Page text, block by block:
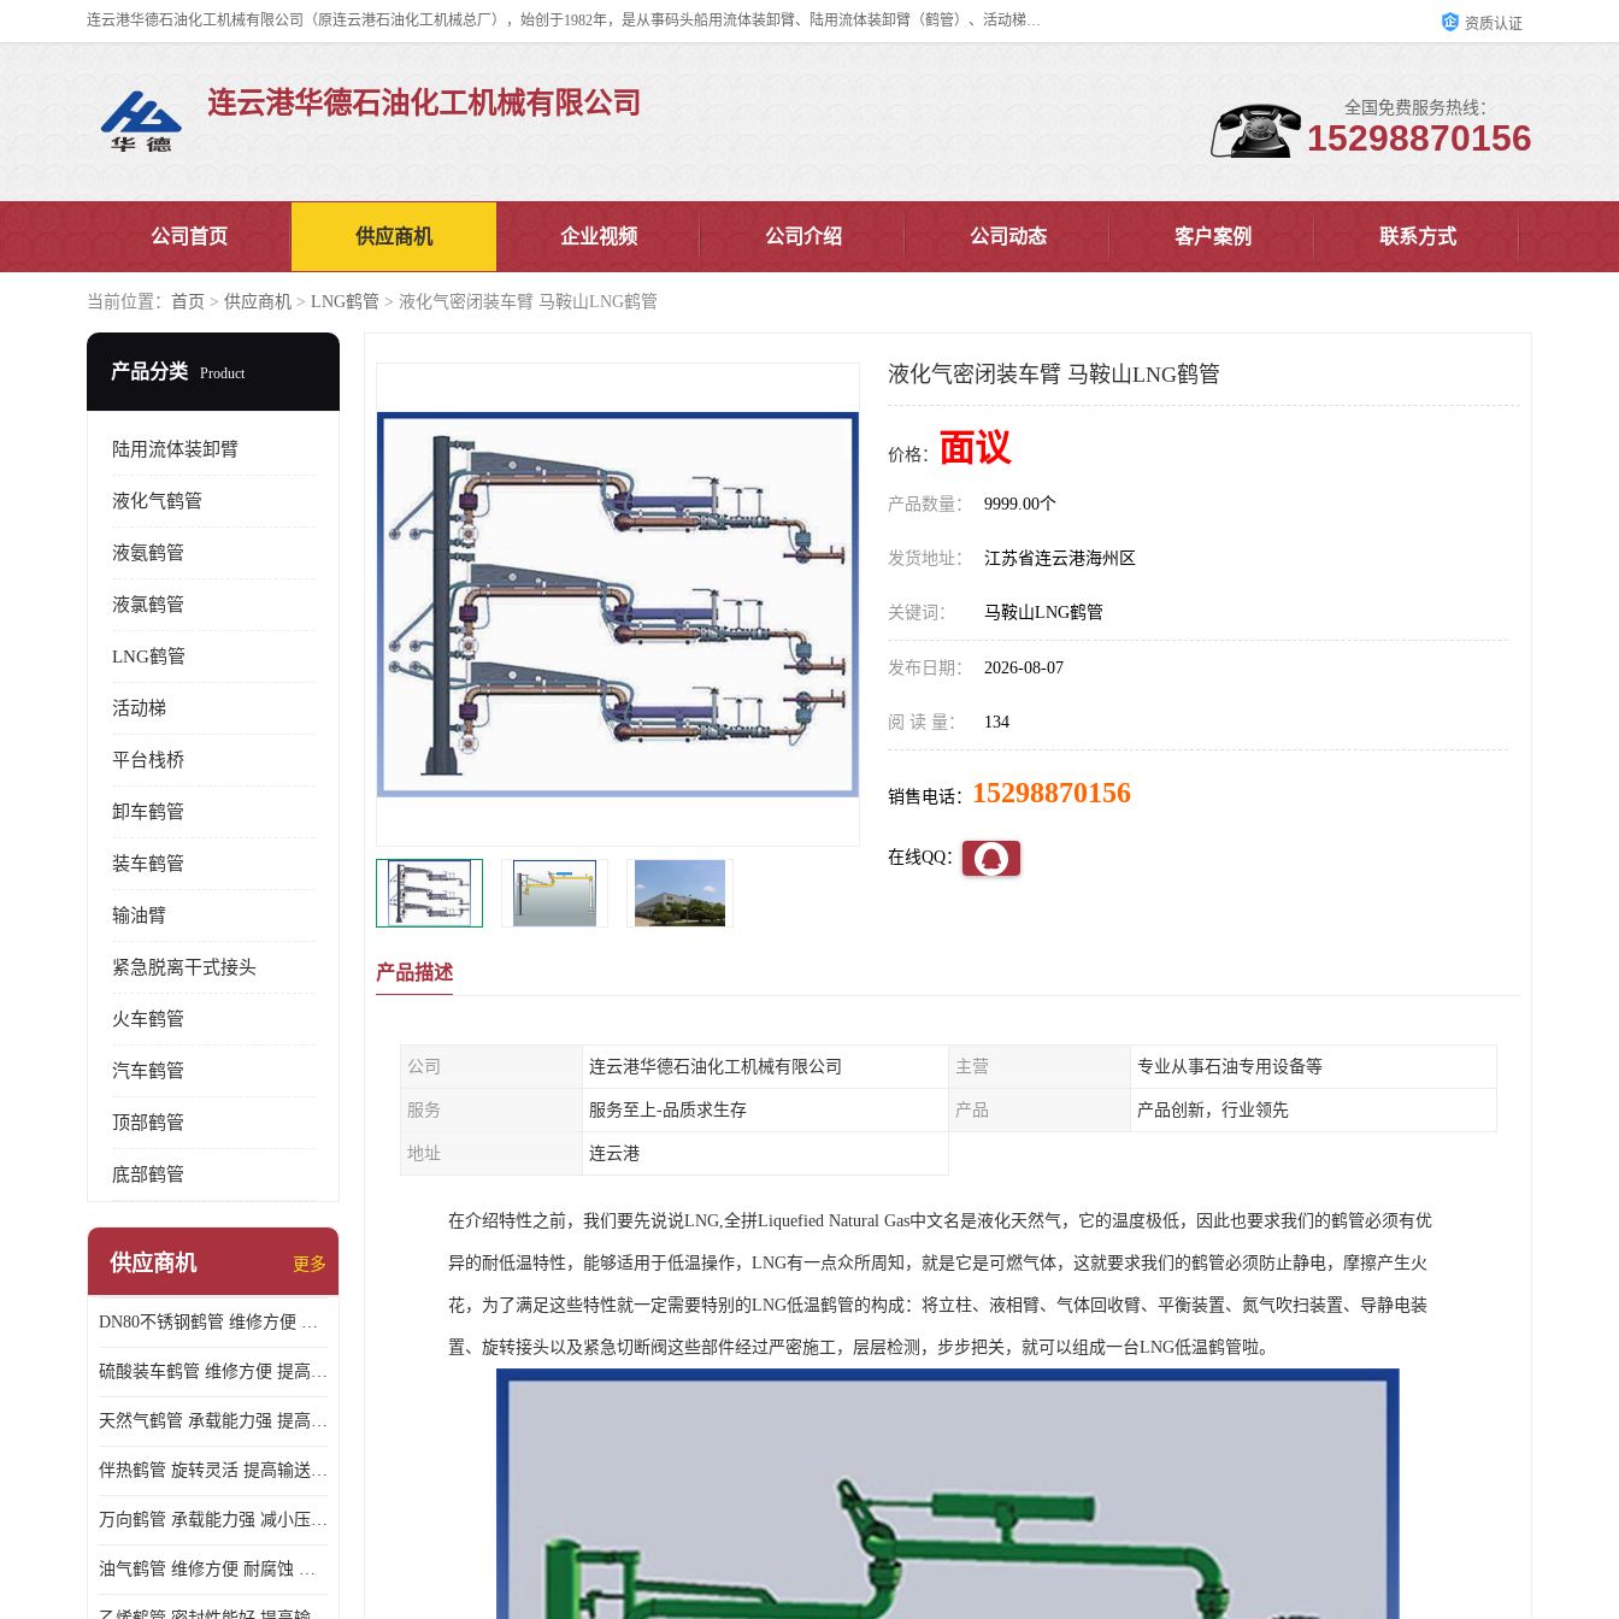
连云港华德石油化工机械有限公司（原连云港石油化工机械总厂），始创于1982年，是从事码头船用流体装卸臂、陆用流体装卸臂（鹤管）、活动梯、钢构平台、定量装车系统等全系列流体装卸设备的设计、制造、销售以及服务的专业供应商。 资质认证
连云港华德石油化工机械有限公司 全国免费服务热线：
15298870156
公司首页 供应商机 企业视频 公司介绍 公司动态 客户案例 联系方式
当前位置： 首页 > 供应商机 > LNG鹤管 > 液化气密闭装车臂 马鞍山LNG鹤管
产品分类 Product
陆用流体装卸臂
液化气鹤管
液氨鹤管
液氯鹤管
LNG鹤管
活动梯
平台栈桥
卸车鹤管
装车鹤管
输油臂
紧急脱离干式接头
火车鹤管
汽车鹤管
顶部鹤管
底部鹤管
供应商机 更多
DN80不锈钢鹤管 维修方便 提高输送效率
硫酸装车鹤管 维修方便 提高输送效率
天然气鹤管 承载能力强 提高输送效率
伴热鹤管 旋转灵活 提高输送效率
万向鹤管 承载能力强 减小压力损失
油气鹤管 维修方便 耐腐蚀 耐高温
液化气密闭装车臂 马鞍山LNG鹤管
价格： 面议
产品数量： 9999.00个
发货地址： 江苏省连云港海州区
关键词： 马鞍山LNG鹤管
发布日期： 2026-08-07
阅 读 量： 134
销售电话： 15298870156
在线QQ：
产品描述
公司 连云港华德石油化工机械有限公司 主营 专业从事石油专用设备等
服务 服务至上-品质求生存 产品 产品创新，行业领先
地址 连云港
在介绍特性之前，我们要先说说LNG,全拼Liquefied Natural Gas中文名是液化天然气，它的温度极低，因此也要求我们的鹤管必须有优
异的耐低温特性，能够适用于低温操作，LNG有一点众所周知，就是它是可燃气体，这就要求我们的鹤管必须防止静电，摩擦产生火
花，为了满足这些特性就一定需要特别的LNG低温鹤管的构成：将立柱、液相臂、气体回收臂、平衡装置、氮气吹扫装置、导静电装
置、旋转接头以及紧急切断阀这些部件经过严密施工，层层检测，步步把关，就可以组成一台LNG低温鹤管啦。